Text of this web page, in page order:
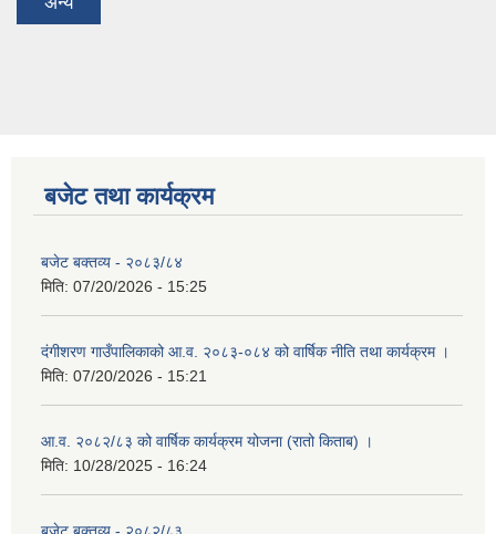
बजेट तथा कार्यक्रम
बजेट बक्तव्य - २०८३/८४
मिति: 07/20/2026 - 15:25
दंगीशरण गाउँपालिकाको आ.व. २०८३-०८४ को वार्षिक नीति तथा कार्यक्रम ।
मिति: 07/20/2026 - 15:21
आ.व. २०८२/८३ को वार्षिक कार्यक्रम योजना (रातो किताब) ।
मिति: 10/28/2025 - 16:24